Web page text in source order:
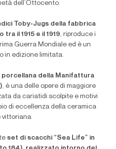
dell ’Ottocento.
Toby-Jugs della fabbrica
il 1915 e il 1919, riproduce i
Guerra Mondiale ed è un
in edizione limitata.
della Manifattura
, è una delle opere di maggiore
da cariatidi scolpite e motivi
di eccellenza della ceramica
vittoriana.
set di scacchi “Sea Life” in